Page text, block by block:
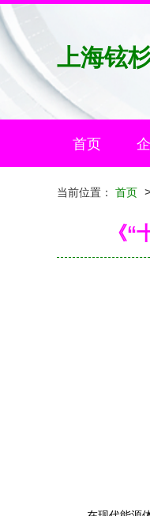
上海铉
首页
当前位置： 首页
《